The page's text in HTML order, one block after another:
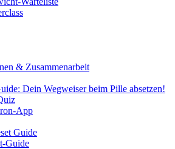
& Zusammenarbeit
Dein Wegweiser beim Pille absetzen!
App
Guide
Guide